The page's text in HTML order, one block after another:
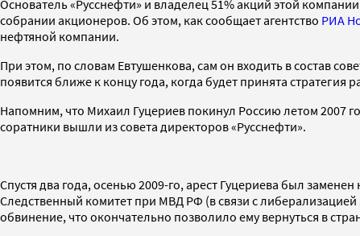
Основатель «Русснефти» и владелец 51% акций этой
собрании акционеров. Об этом, как сообщает агентство РИА
нефтяной компании.
При этом, по словам Евтушенкова, сам он входить в состав
появится ближе к концу года, когда будет принята стратегия
Напомним, что Михаил Гуцериев покинул Россию летом 2007
соратники вышли из совета директоров «Русснефти».
Спустя два года, осенью 2009-го, арест Гуцериева был
Следственный комитет при МВД РФ (в связи с либерализацией
обвинение, что окончательно позволило ему вернуться в